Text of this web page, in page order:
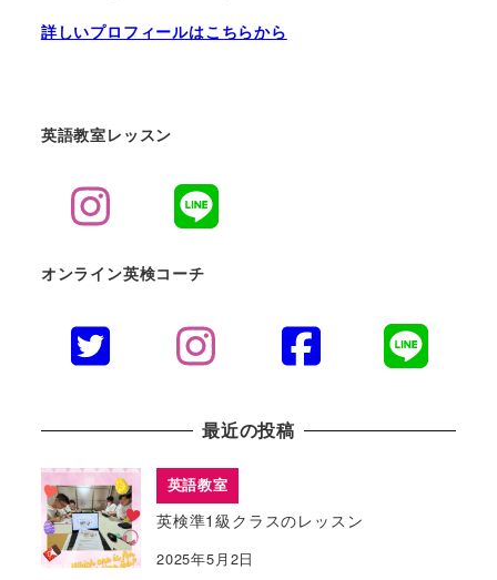
詳しいプロフィールはこちらから
英語教室レッスン
オンライン英検コーチ
最近の投稿
英語教室
英検準1級クラスのレッスン
2025年5月2日